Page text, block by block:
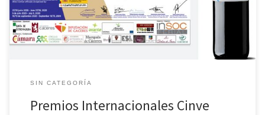
SIN CATEGORÍA
Premios Internacionales Cinve